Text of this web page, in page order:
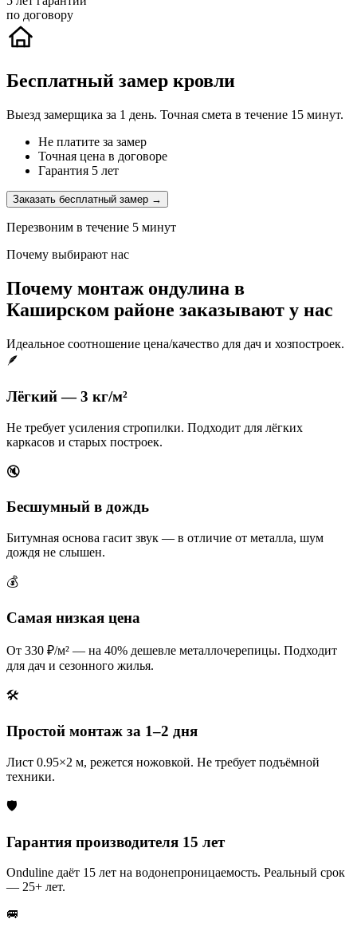
по договору
Бесплатный замер кровли
Выезд замерщика за 1 день. Точная смета в течение 15 минут.
Не платите за замер
Точная цена в договоре
Гарантия 5 лет
Заказать бесплатный замер →
Перезвоним в течение 5 минут
Почему выбирают нас
Почему монтаж ондулина в
Каширском районе заказывают у нас
Идеальное соотношение цена/качество для дач и хозпостроек.
🪶
Лёгкий — 3 кг/м²
Не требует усиления стропилки. Подходит для лёгких
каркасов и старых построек.
🔇
Бесшумный в дождь
Битумная основа гасит звук — в отличие от металла, шум
дождя не слышен.
💰
Самая низкая цена
От 330 ₽/м² — на 40% дешевле металлочерепицы. Подходит
для дач и сезонного жилья.
🛠️
Простой монтаж за 1–2 дня
Лист 0.95×2 м, режется ножовкой. Не требует подъёмной
техники.
🛡️
Гарантия производителя 15 лет
Onduline даёт 15 лет на водонепроницаемость. Реальный срок
— 25+ лет.
🚐